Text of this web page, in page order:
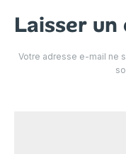
Laisser
Votre adresse e-mail ne